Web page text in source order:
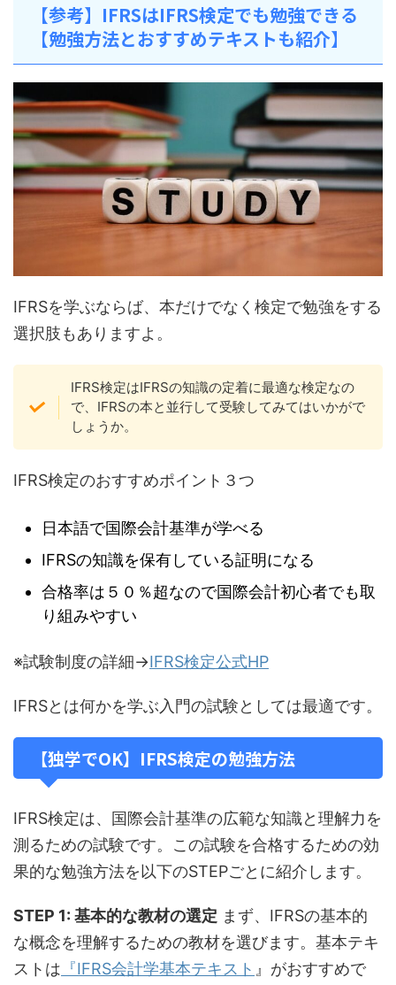
【参考】IFRSはIFRS検定でも勉強できる
【勉強方法とおすすめテキストも紹介】
IFRSを学ぶならば、本だけでなく検定で勉強をする
選択肢もありますよ。
IFRS検定はIFRSの知識の定着に最適な検定なの
で、IFRSの本と並行して受験してみてはいかがで
しょうか。
IFRS検定のおすすめポイント３つ
日本語で国際会計基準が学べる
IFRSの知識を保有している証明になる
合格率は５０％超なので国際会計初心者でも取
り組みやすい
※試験制度の詳細→IFRS検定公式HP
IFRSとは何かを学ぶ入門の試験としては最適です。
【独学でOK】IFRS検定の勉強方法
IFRS検定は、国際会計基準の広範な知識と理解力を
測るための試験です。この試験を合格するための効
果的な勉強方法を以下のSTEPごとに紹介します。
STEP 1: 基本的な教材の選定 まず、IFRSの基本的
な概念を理解するための教材を選びます。基本テキ
ストは 『IFRS会計学基本テキスト 』がおすすめで